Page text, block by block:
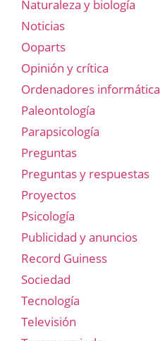
Naturaleza y biología
Noticias
Ooparts
Opinión y crítica
Ordenadores informática
Paleontología
Parapsicología
Preguntas
Preguntas y respuestas
Proyectos
Psicología
Publicidad y anuncios
Record Guiness
Sociedad
Tecnología
Televisión